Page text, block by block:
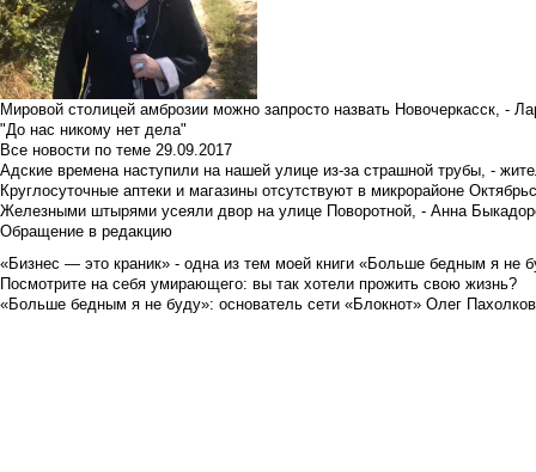
Мировой столицей амброзии можно запросто назвать Новочеркасск, -
"До нас никому нет дела"
Все новости по теме 29.09.2017
Адские времена наступили на нашей улице из-за страшной трубы, -
Круглосуточные аптеки и магазины отсутствуют в микрорайоне
Железными штырями усеяли двор на улице Поворотной, - Анна
Обращение в редакцию
«Бизнес — это краник» - одна из тем моей книги «Больше бедным я не
Посмотрите на себя умирающего: вы так хотели прожить свою жизнь?
«Больше бедным я не буду»: основатель сети «Блокнот» Олег Пахолков